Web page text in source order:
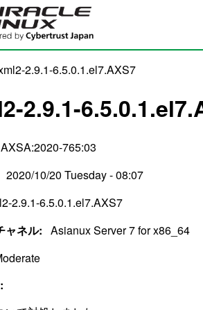
2.9.1-6.5.0.1.el7.AXS7
2.9.1-
AXSA:2020-765:03
2020/10/20 Tuesday - 08:07
2.9.1-6.5.0.1.el7.AXS7
ャネル: Asianux Server 7 for x86_64